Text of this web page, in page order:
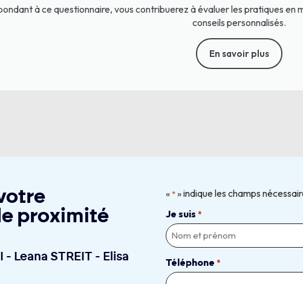
à ce questionnaire, vous contribuerez à évaluer les pratiques
conseils personnalisés.
En savoir plus
proximité
- Leana STREIT - Elisa
« *» indique les champs
Je suis *
Téléphone *